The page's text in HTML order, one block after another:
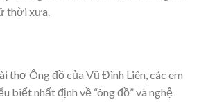
thời xưa.
thơ Ông đồ của Vũ Đình Liên, các em
biết nhất định về “ông đồ” và nghệ